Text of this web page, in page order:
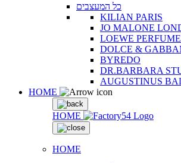
כל המעצבים
KILIAN PARIS
JO MALONE
LOEWE
DOLCE &
BYREDO
DR.BARBARA
AUGUSTINUS
HOME
HOME
HOME